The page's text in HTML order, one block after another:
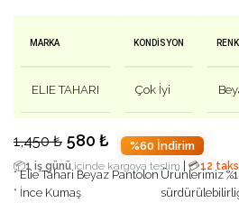
MARKA
ELIE TAHARI
KONDISYON
Çok İyi
RENK
1,450₺ 580 ₺ %60 İndirim
📦1 iş günü içinde kargoya teslim 💳12
* Elie Tahari Beyaz Pantolon
* İnce Kumaş
Ürünlerimiz